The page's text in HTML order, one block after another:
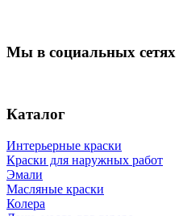
Мы в социальных сетях
Каталог
Интерьерные краски
Краски для наружных работ
Эмали
Масляные краски
Колера